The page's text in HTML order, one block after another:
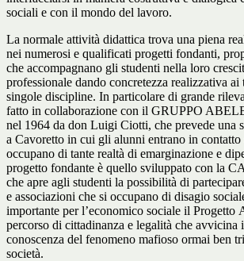
sociali e con il mondo del lavoro.
La normale attività didattica trova una piena
nei numerosi e qualificati progetti fondanti,
che accompagnano gli studenti nella loro
professionale dando concretezza realizzativa
singole discipline. In particolare di grande
fatto in collaborazione con il GRUPPO
nel 1964 da don Luigi Ciotti, che prevede una
a Cavoretto in cui gli alunni entrano in contatto
occupano di tante realtà di emarginazione e
progetto fondante è quello sviluppato con la
che apre agli studenti la possibilità di
e associazioni che si occupano di disagio
importante per l’economico sociale il
percorso di cittadinanza e legalità che avvicina
conoscenza del fenomeno mafioso ormai ben
società.